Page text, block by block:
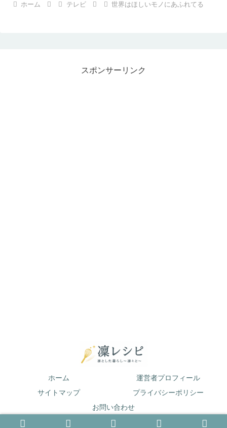
ホーム テレビ 世界はほしいモノにあふれてる
スポンサーリンク
ホーム
運営者プロフィール
サイトマップ
プライバシーポリシー
お問い合わせ
© 2019 凛とした暮らし〜凛々と〜.